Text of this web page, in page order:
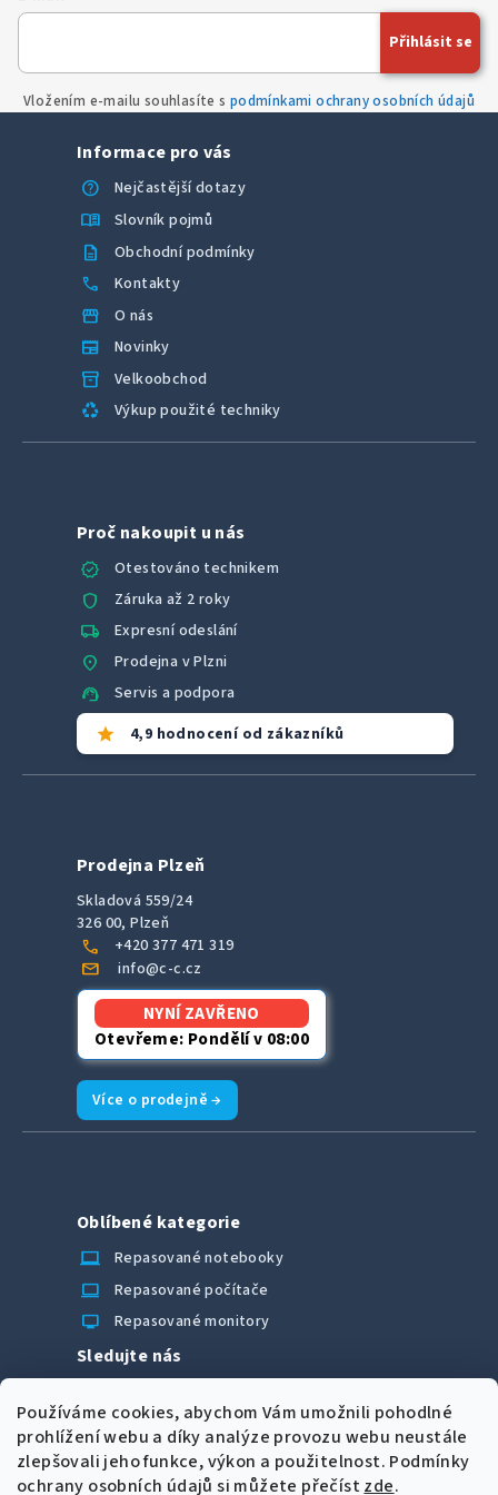
Používáme cookies, abychom Vám umožnili pohodlné
prohlížení webu a díky analýze provozu webu neustále
zlepšovali jeho funkce, výkon a použitelnost. Podmínky
ochrany osobních údajů si můžete přečíst zde.
Vložením e-mailu souhlasíte s podmínkami ochrany osobních údajů
Přihlásit se
Informace pro vás
help
Nejčastější dotazy
menu_book Slovník pojmů
description Obchodní podmínky
call Kontakty
storefront O nás
newspaper Novinky
inventory_2 Velkoobchod
recycling Výkup použité techniky
Proč nakoupit u nás
verified
Otestováno technikem
shield Záruka až 2 roky
local_shipping Expresní odeslání
location_on Prodejna v Plzni
support_agent Servis a podpora
star 4,9 hodnocení od zákazníků
Prodejna Plzeň
Skladová 559/24
326 00, Plzeň
call +420 377 471 319
mail info@c-c.cz
NYNÍ ZAVŘENO
Otevřeme: Pondělí v 08:00
Více o prodejně →
Oblíbené kategorie
laptop_chromebook
Repasované notebooky
computer Repasované počítače
monitor Repasované monitory
Sledujte nás
Možnosti úhrady